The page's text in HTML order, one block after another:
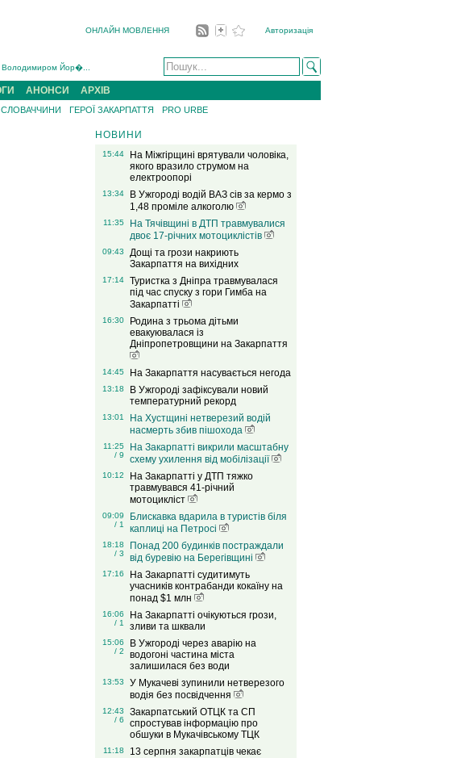
ОНЛАЙН МОВЛЕННЯ Авторизація
Володимиром Йор�...
який два роки �...
(ФОТО)[/gree...
АНОНСИ АРХІВ
СЛОВАЧЧИНИ ГЕРОЇ ЗАКАРПАТТЯ PRO URBE
НОВИНИ
15:44
На Міжгірщині врятували чоловіка,
якого вразило струмом на
електроопорі
13:34
В Ужгороді водій ВАЗ сів за кермо з
1,48 проміле алкоголю
11:35
На Тячівщині в ДТП травмувалися
двоє 17-річних мотоциклістів
09:43
Дощі та грози накриють
Закарпаття на вихідних
17:14
Туристка з Дніпра травмувалася
під час спуску з гори Гимба на
Закарпатті
16:30
Родина з трьома дітьми
евакуювалася із
Дніпропетровщини на Закарпаття
14:45 На Закарпаття насувається негода
13:18
В Ужгороді зафіксували новий
температурний рекорд
13:01
На Хустщині нетверезий водій
насмерть збив пішохода
11:25
/ 9
На Закарпатті викрили масштабну
схему ухилення від мобілізації
10:12
На Закарпатті у ДТП тяжко
травмувався 41-річний
мотоцикліст
09:09
/ 1
Блискавка вдарила в туристів біля
каплиці на Петросі
18:18
/ 3
Понад 200 будинків постраждали
від буревію на Берегівщині
17:16
На Закарпатті судитимуть
учасників контрабанди кокаїну на
понад $1 млн
16:06
/ 1
На Закарпатті очікуються грози,
зливи та шквали
15:06
/ 2
В Ужгороді через аварію на
водогоні частина міста
залишилася без води
13:53
У Мукачеві зупинили нетверезого
водія без посвідчення
12:43
/ 6
Закарпатський ОТЦК та СП
спростував інформацію про
обшуки в Мукачівському ТЦК
11:18
13 серпня закарпатців чекає